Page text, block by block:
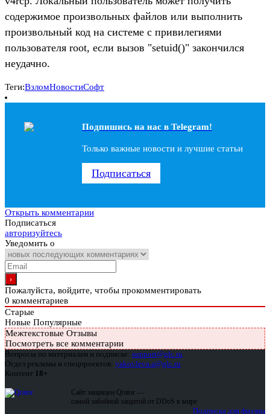
содержимое произвольных файлов или выполнить
произвольный код на системе с привилегиями
пользователя root, если вызов "setuid()" закончился
неудачно.
Теги:ВзломНовостиСофт
Подпишись на наc в Telegram!
Только важные новости и лучшие статьи
Подписаться
Открыть комментарии
Подписаться
авторизуйтесь
Уведомить о
Пожалуйста, войдите, чтобы прокомментировать
0 комментариев
Старые
Новые Популярные
Межтекстовые Отзывы
Посмотреть все комментарии
Вопросы по материалам и подписке: support@glc.ru
Отдел рекламы и спецпроектов: yakovleva.a@glc.ru
Контент 18+
Сайт защищен Qrator —
самой забойной защитой от DDoS в мире
Подписка для физлиц